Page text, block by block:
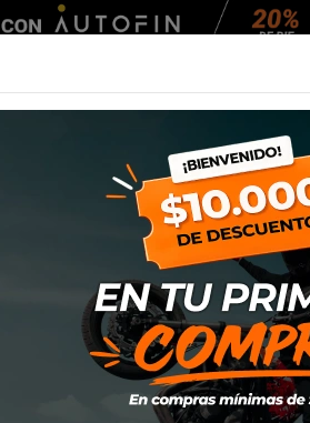
EQUIPAMIENTO
Marca
SKU